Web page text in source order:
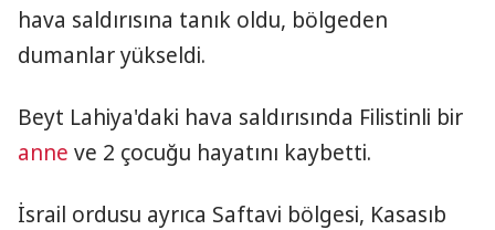
hava saldırısına tanık oldu, bölgeden
dumanlar yükseldi.
Beyt Lahiya'daki hava saldırısında Filistinli bir
anne ve 2 çocuğu hayatını kaybetti.
İsrail ordusu ayrıca Saftavi bölgesi, Kasasıb